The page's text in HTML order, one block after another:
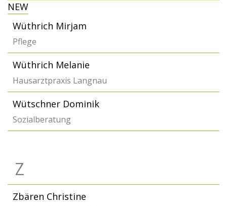
NEW
Wüthrich Mirjam
Pflege
Wüthrich Melanie
Hausarztpraxis Langnau
Wütschner Dominik
Sozialberatung
Z
Zbären Christine